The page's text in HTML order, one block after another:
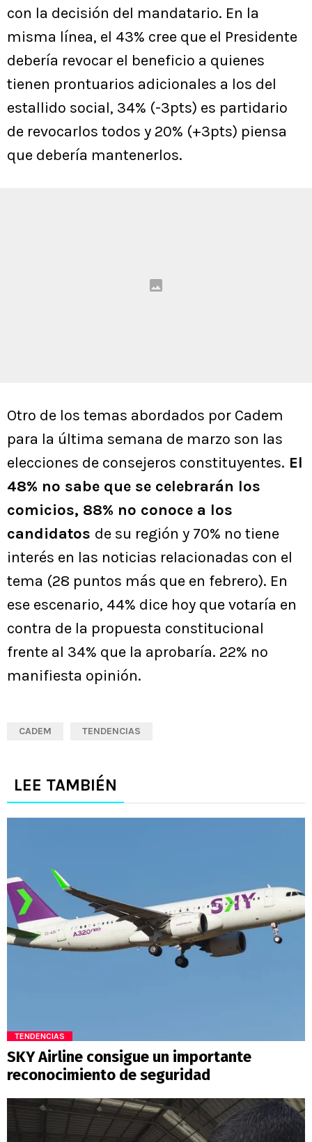
con la decisión del mandatario. En la
misma línea, el 43% cree que el Presidente
debería revocar el beneficio a quienes
tienen prontuarios adicionales a los del
estallido social, 34% (-3pts) es partidario
de revocarlos todos y 20% (+3pts) piensa
que debería mantenerlos.
Otro de los temas abordados por Cadem
para la última semana de marzo son las
elecciones de consejeros constituyentes. El
48% no sabe que se celebrarán los
comicios, 88% no conoce a los
candidatos de su región y 70% no tiene
interés en las noticias relacionadas con el
tema (28 puntos más que en febrero). En
ese escenario, 44% dice hoy que votaría en
contra de la propuesta constitucional
frente al 34% que la aprobaría. 22% no
manifiesta opinión.
CADEM TENDENCIAS
LEE TAMBIÉN
TENDENCIAS
SKY Airline consigue un importante
reconocimiento de seguridad